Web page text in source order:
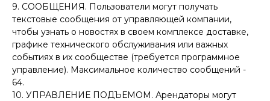
9. СООБЩЕНИЯ. Пользователи могут получать
текстовые сообщения от управляющей компании,
чтобы узнать о новостях в своем комплексе доставке,
графике технического обслуживания или важных
событиях в их сообществе (требуется программное
управление). Максимальное количество сообщений -
64.
10. УПРАВЛЕНИЕ ПОДЪЕМОМ. Арендаторы могут